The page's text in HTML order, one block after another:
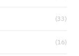
(33)
(16)